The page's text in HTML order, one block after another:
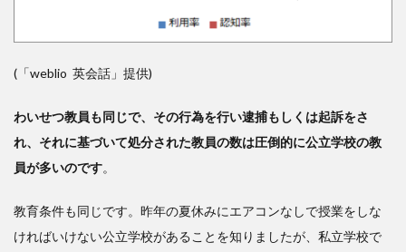
のは
(「weblio 英会話」提供)
わいせつ教員も同じで、その行為を行い逮捕もしくは起訴をさ
れ、それに基づいて処分された教員の数は圧倒的に公立学校の教
員が多いのです。
教育条件も同じです。昨年の夏休みにエアコンなしで授業をしな
ければいけない公立学校があることを知りましたが、私立学校で